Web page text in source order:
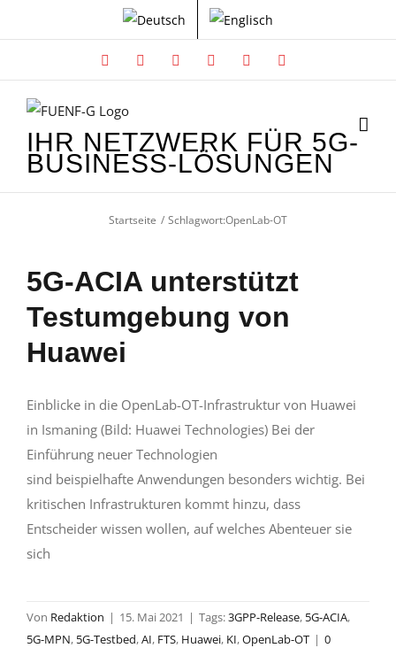
Inhalt
Facebook Instagram LinkedIn
IHR NETZWERK FÜR 5G-
BUSINESS-LÖSUNGEN
Startseite Schlagwort:OpenLab-OT
5G-ACIA unterstützt
Testumgebung von
Huawei
Einblicke in die OpenLab-OT-Infrastruktur von Huawei
in Ismaning (Bild: Huawei Technologies) Bei der
Einführung neuer Technologien
sind beispielhafte Anwendungen besonders wichtig. Bei
kritischen Infrastrukturen kommt hinzu, dass
Entscheider wissen wollen, auf welches Abenteuer sie
sich
Von Redaktion | 15. Mai 2021 | Tags:3GPP-Release, 5G-ACIA,
5G-MPN, 5G-Testbed,AI, FTS, Huawei, KI,OpenLab-OT | 0